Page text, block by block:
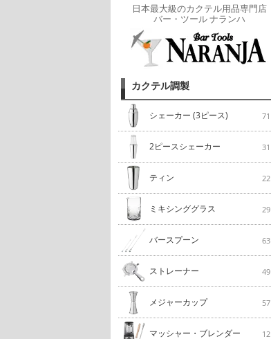
日本最大級のカクテル用品専門店
バー・ツール ナランハ
カクテル調製
シェーカー (3ピース) 71
2ピースシェーカー 31
ティン 22
ミキシンググラス 29
バースプーン 63
ストレーナー 49
メジャーカップ 57
マッシャー・ブレンダー 12